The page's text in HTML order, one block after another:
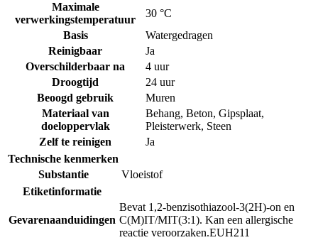
Maximale
verwerkingstemperatuur
30 °C
Basis
Watergedragen
Reinigbaar
Ja
Overschilderbaar na
4 uur
Droogtijd
24 uur
Beoogd gebruik
Muren
Materiaal van
doeloppervlak
Behang, Beton, Gipsplaat,
Pleisterwerk, Steen
Zelf te reinigen
Ja
Technische kenmerken
Substantie
Vloeistof
Etiketinformatie
Gevarenaanduidingen
Bevat 1,2-benzisothiazool-3(2H)-on en
C(M)IT/MIT(3:1). Kan een allergische
reactie veroorzaken.EUH211